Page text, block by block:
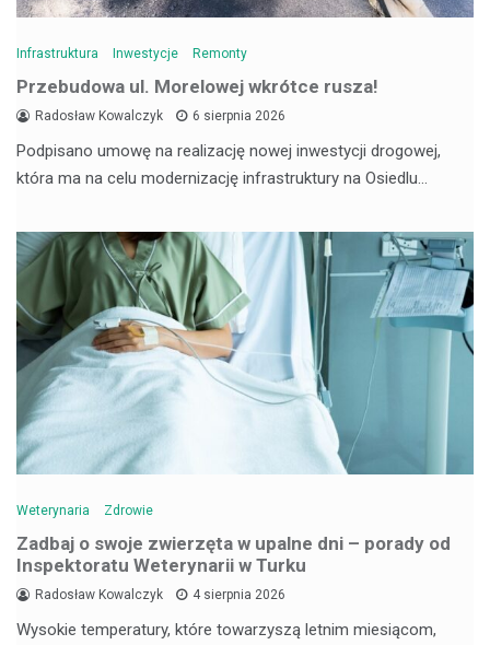
Infrastruktura Inwestycje Remonty
Przebudowa ul. Morelowej wkrótce rusza!
Radosław Kowalczyk 6 sierpnia 2026
Podpisano umowę na realizację nowej inwestycji drogowej,
która ma na celu modernizację infrastruktury na Osiedlu…
Weterynaria Zdrowie
Zadbaj o swoje zwierzęta w upalne dni – porady od
Inspektoratu Weterynarii w Turku
Radosław Kowalczyk 4 sierpnia 2026
Wysokie temperatury, które towarzyszą letnim miesiącom,